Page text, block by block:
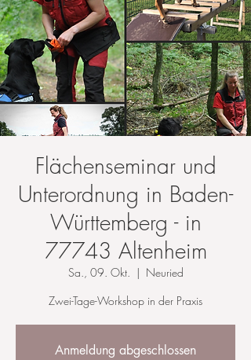
Flächenseminar und
Unterordnung in Baden-
Württemberg - in
77743 Altenheim
Sa., 09. Okt.
  |
Neuried
Zwei-Tage-Workshop in der Praxis
Anmeldung abgeschlossen